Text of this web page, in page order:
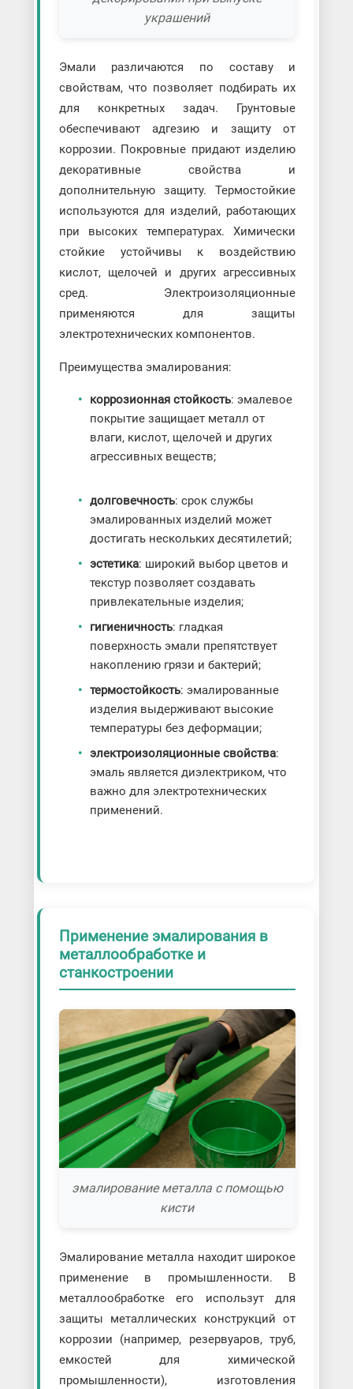
украшений
Эмали различаются по составу и
свойствам, что позволяет подбирать их
для конкретных задач. Грунтовые
обеспечивают адгезию и защиту от
коррозии. Покровные придают изделию
декоративные свойства и
дополнительную защиту. Термостойкие
используются для изделий, работающих
при высоких температурах. Химически
стойкие устойчивы к воздействию
кислот, щелочей и других агрессивных
сред. Электроизоляционные
применяются для защиты
электротехнических компонентов.
Преимущества эмалирования:
коррозионная стойкость: эмалевое
покрытие защищает металл от
влаги, кислот, щелочей и других
агрессивных веществ;
долговечность: срок службы
эмалированных изделий может
достигать нескольких десятилетий;
эстетика: широкий выбор цветов и
текстур позволяет создавать
привлекательные изделия;
гигиеничность: гладкая
поверхность эмали препятствует
накоплению грязи и бактерий;
термостойкость: эмалированные
изделия выдерживают высокие
температуры без деформации;
электроизоляционные свойства:
эмаль является диэлектриком, что
важно для электротехнических
применений.
Применение эмалирования в
металлообработке и
станкостроении
эмалирование металла с помощью
кисти
Эмалирование металла находит широкое
применение в промышленности. В
металлообработке его использут для
защиты металлических конструкций от
коррозии (например, резервуаров, труб,
емкостей для химической
промышленности), изготовления